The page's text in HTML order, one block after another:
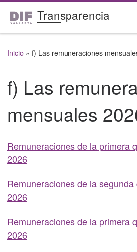
Saltar al contenido
Transparencia
Inicio » f) Las remuneraciones
f) Las
mensuales
Remuneraciones de la primera
2026
Remuneraciones de la
2026
Remuneraciones de la primera
2026